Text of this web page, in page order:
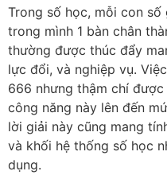
Trong số học, mỗi con số
trong mình 1 bàn chân
thường được thúc đẩy
lực đổi, và nghiệp vụ.
666 nhưng thậm chí
công năng này lên đến
lời giải này cũng mang
và khối hệ thống số học
dụng.